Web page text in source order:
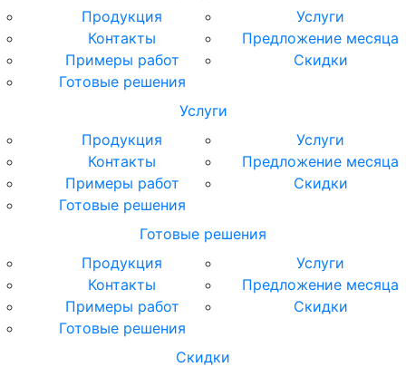
Продукция
Услуги
Контакты
Предложение месяца
Примеры работ
Скидки
Готовые решения
Услуги
Продукция
Услуги
Контакты
Предложение месяца
Примеры работ
Скидки
Готовые решения
Готовые решения
Продукция
Услуги
Контакты
Предложение месяца
Примеры работ
Скидки
Готовые решения
Скидки